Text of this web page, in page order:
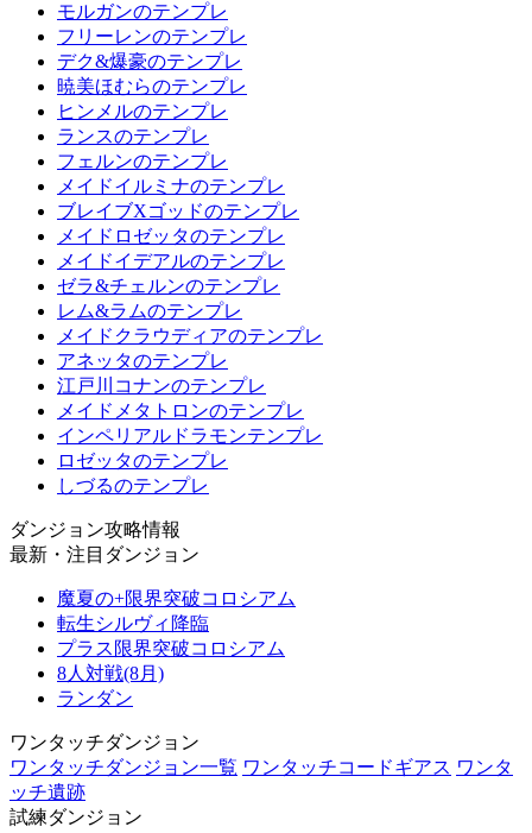
モルガンのテンプレ
フリーレンのテンプレ
デク&爆豪のテンプレ
暁美ほむらのテンプレ
ヒンメルのテンプレ
ランスのテンプレ
フェルンのテンプレ
メイドイルミナのテンプレ
ブレイブXゴッドのテンプレ
メイドロゼッタのテンプレ
メイドイデアルのテンプレ
ゼラ&チェルンのテンプレ
レム&ラムのテンプレ
メイドクラウディアのテンプレ
アネッタのテンプレ
江戸川コナンのテンプレ
メイドメタトロンのテンプレ
インペリアルドラモンテンプレ
ロゼッタのテンプレ
しづるのテンプレ
ダンジョン攻略情報
最新・注目ダンジョン
魔夏の+限界突破コロシアム
転生シルヴィ降臨
プラス限界突破コロシアム
8人対戦(8月)
ランダン
ワンタッチダンジョン
ワンタッチダンジョン一覧 ワンタッチコードギアス ワンタ
ッチ遺跡
試練ダンジョン